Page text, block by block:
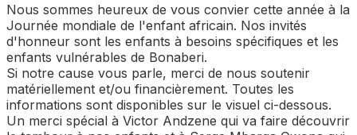
Nous sommes heureux de vous convier cette année à la
Journée mondiale de l'enfant africain. Nos invités
d'honneur sont les enfants à besoins spécifiques et les
enfants vulnérables de Bonaberi.
Si notre cause vous parle, merci de nous soutenir
matériellement et/ou financièrement. Toutes les
informations sont disponibles sur le visuel ci-dessous.
Un merci spécial à Victor Andzene qui va faire découvrir